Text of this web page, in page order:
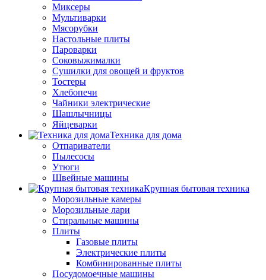
Миксеры
Мультиварки
Мясорубки
Настольные плиты
Пароварки
Соковыжималки
Сушилки для овощей и фруктов
Тостеры
Хлебопечи
Чайники электрические
Шашлычницы
Яйцеварки
Техника для дома
Отпариватели
Пылесосы
Утюги
Швейные машины
Крупная бытовая техника
Морозильные камеры
Морозильные лари
Стиральные машины
Плиты
Газовые плиты
Электрические плиты
Комбинированные плиты
Посудомоечные машины